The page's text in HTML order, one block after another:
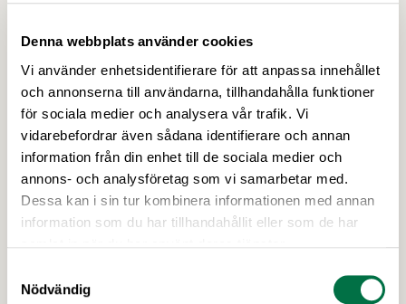
Denna webbplats använder cookies
Vi använder enhetsidentifierare för att anpassa innehållet
och annonserna till användarna, tillhandahålla funktioner
för sociala medier och analysera vår trafik. Vi
vidarebefordrar även sådana identifierare och annan
information från din enhet till de sociala medier och
annons- och analysföretag som vi samarbetar med.
Dessa kan i sin tur kombinera informationen med annan
information som du har tillhandahållit eller som de har
Nödvändig
Patrick Axzell vald till ny ordförande i
Livsmedelsföretagen –
drivande i att göra BUBS till en global